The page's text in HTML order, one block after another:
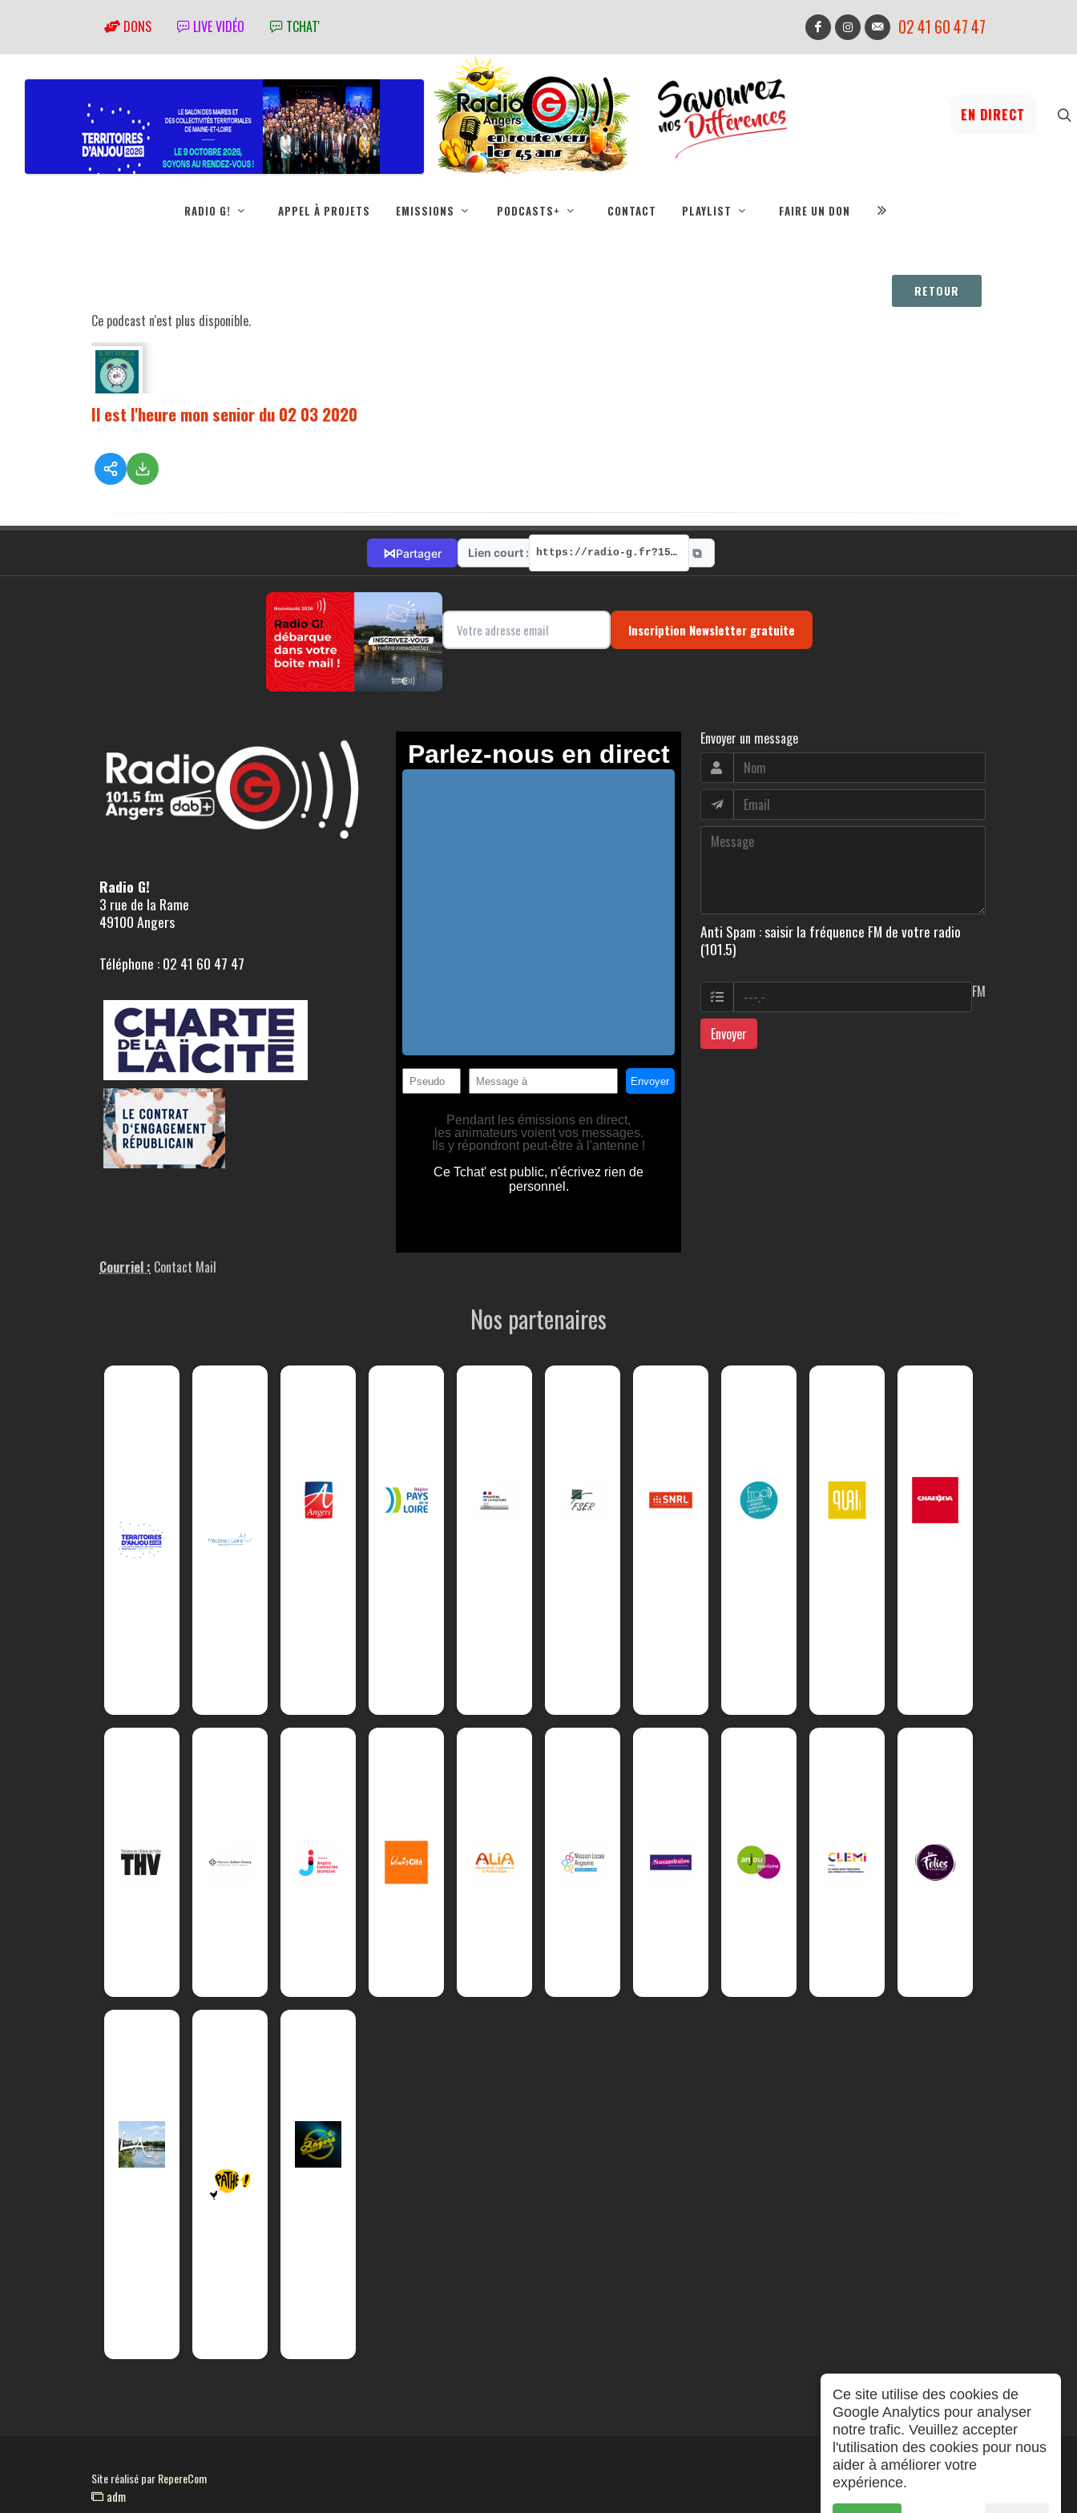
DONS LIVE VIDÉO TCHAT' 02 41 60 47 47
EN DIRECT
RADIO G! APPEL À PROJETS EMISSIONS PODCASTS+ CONTACT PLAYLIST FAIRE UN DON
RETOUR
Ce podcast n'est plus disponible.
Il est l'heure mon senior du 02 03 2020
⋈Partager Lien court : https://radio-g.fr?1509 ⧉
Inscription Newsletter gratuite
Radio G!
3 rue de la Rame
49100 Angers
Téléphone : 02 41 60 47 47
Courriel : Contact Mail
Envoyer un message
Anti Spam : saisir la fréquence FM de votre radio
(101.5)
FM
Envoyer
Nos partenaires
Site réalisé parRepereCom
adm
Ce site utilise des cookies de
Google Analytics pour analyser
notre trafic. Veuillez accepter
l'utilisation des cookies pour nous
aider à améliorer votre
expérience.